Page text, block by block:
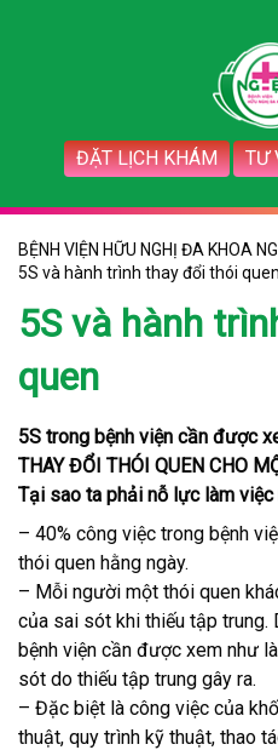
ĐẶT LỊCH KHÁM TƯ
BỆNH VIỆN HỮU NGHỊ ĐA KHOA
5S và hành trình thay đổi thói quen
5S và hành
quen
5S trong bệnh viện cần được
THAY ĐỔI THÓI QUEN CHO
Tại sao ta phải nỗ lực làm việc
– 40% công việc trong bệnh
thói quen hằng ngày.
– Mỗi người một thói quen
của sai sót khi thiếu tập trung.
bệnh viện cần được xem như
sót do thiếu tập trung gây ra.
– Đặc biệt là công việc của
thuật, quy trình kỹ thuật, thao